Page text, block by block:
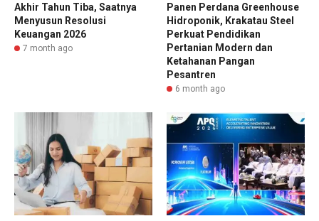
Akhir Tahun Tiba, Saatnya
Menyusun Resolusi
Keuangan 2026
7 month ago
Panen Perdana Greenhouse
Hidroponik, Krakatau Steel
Perkuat Pendidikan
Pertanian Modern dan
Ketahanan Pangan
Pesantren
6 month ago